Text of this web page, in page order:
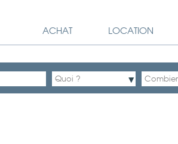
ACHAT LOCATION